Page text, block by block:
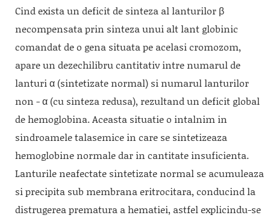
Cind exista un deficit de sinteza al lanturilor β
necompensata prin sinteza unui alt lant globinic
comandat de o gena situata pe acelasi cromozom,
apare un dezechilibru cantitativ intre numarul de
lanturi α (sintetizate normal) si numarul lanturilor
non - α (cu sinteza redusa), rezultand un deficit global
de hemoglobina. Aceasta situatie o intalnim in
sindroamele talasemice in care se sintetizeaza
hemoglobine normale dar in cantitate insuficienta.
Lanturile neafectate sintetizate normal se acumuleaza
si precipita sub membrana eritrocitara, conducind la
distrugerea prematura a hematiei, astfel explicindu-se